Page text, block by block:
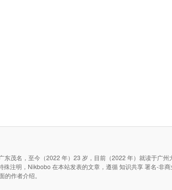
茂名，至今（2022 年）23 岁，目前（2022 年）就读于广州
注明，Nikbobo 在本站发表的文章，遵循 知识共享 署名-非商
作者介绍。